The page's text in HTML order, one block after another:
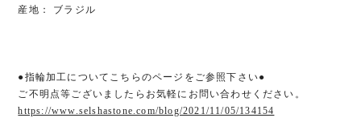
産地： ブラジル
●指輪加工についてこちらのページをご参照下さい●
ご不明点等ございましたらお気軽にお問い合わせください。
https://www.selshastone.com/blog/2021/11/05/134154